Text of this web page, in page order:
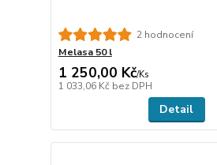
2 hodnocení
Melasa 50 l
1 250,00 Kč/Ks
1 033,06 Kč bez DPH
Detail